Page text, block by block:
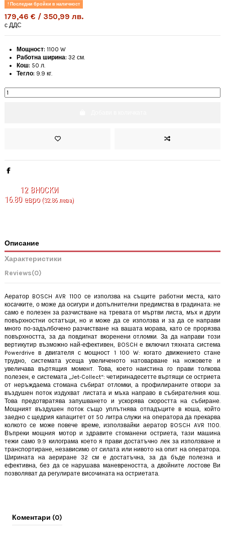
Последни бройки в наличност
179,46 € / 350,99 лв.
с ДДС
Мощност: 1100 W
Работна ширина: 32 см.
Кош: 50 л.
Тегло: 9.9 кг.
12 ВНОСКИ
16.80 евро(32.86 лева)
Описание
Характеристики
Reviews(0)
Аератор BOSCH AVR 1100 се използва на същите работни места, като
косачките, о може да осигури и допълнителни предимства в градината: не
само е полезен за разчистване на тревата от мъртви листа, мъх и други
повърхностни остатъци, но и може да се използва и за да се направи
много по-задълбочено разчистване на вашата морава, като се прорязва
повърхността, за да повдигнат вкоренени отломки. За да направи този
вертикутир възможно най-ефективен, BOSCH е включил тяхната система
Powerdrive в двигателя с мощност 1 100 W: когато движението стане
трудно, системата усеща увеличеното натоварване на ножовете и
увеличава въртящия момент. Това, което наистина го прави толкова
полезен, е системата „Jet-Collect“: четиринадесетте въртящи се остриета
от неръждаема стомана събират отломки, а профилираните отвори за
въздушен поток издухват листата и мъха направо в събирателния кош.
Това предотвратява запушването и ускорява скоростта на събиране.
Мощният въздушен поток също уплътнява отпадъците в коша, който
заедно с щедрия капацитет от 50 литра служи на оператора да прекарва
колкото се може повече време, използвайки аератор BOSCH AVR 1100.
Въпреки мощния мотор и здравите стоманени остриета, тази машина
тежи само 9.9 килограма което я прави достатъчно лек за използване и
транспортиране, независимо от силата или нивото на опит на оператора.
Ширината на аериране 32 см е достатъчна, за да бъде полезна и
ефективна, без да се нарушава маневреността, а двойните лостове Ви
позволяват да регулирате височината на остриетата.
Коментари (0)